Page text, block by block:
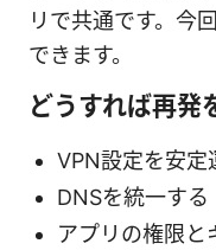
リで共通です。今
できます。
どうすれば再発
VPN設定を安定
DNSを統一する
アプリの権限と